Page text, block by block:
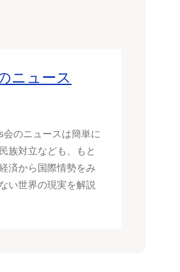
ニュース
会のニュースは簡単に
族対立なども、もと
済から国際情勢をみ
い世界の現実を解説